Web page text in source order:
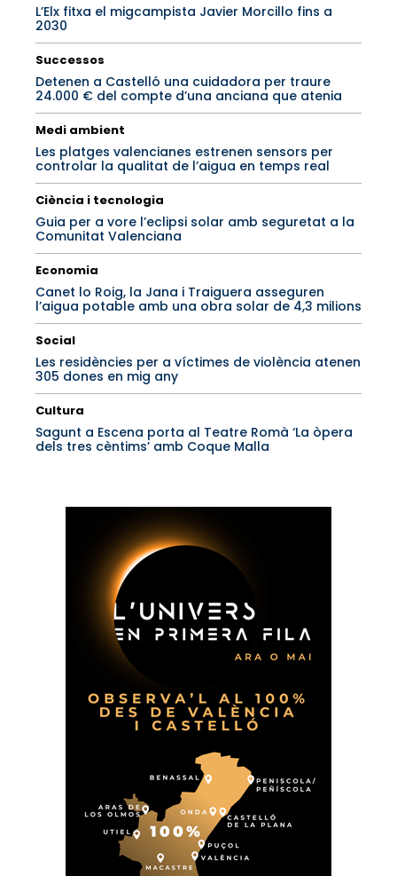
L’Elx fitxa el migcampista Javier Morcillo fins a
2030
Successos
Detenen a Castelló una cuidadora per traure
24.000 € del compte d’una anciana que atenia
Medi ambient
Les platges valencianes estrenen sensors per
controlar la qualitat de l’aigua en temps real
Ciència i tecnologia
Guia per a vore l’eclipsi solar amb seguretat a la
Comunitat Valenciana
Economia
Canet lo Roig, la Jana i Traiguera asseguren
l’aigua potable amb una obra solar de 4,3 milions
Social
Les residències per a víctimes de violència atenen
305 dones en mig any
Cultura
Sagunt a Escena porta al Teatre Romà ‘La òpera
dels tres cèntims’ amb Coque Malla